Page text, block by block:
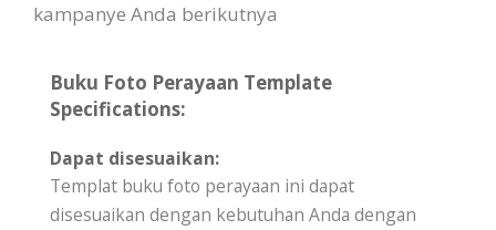
kampanye Anda berikutnya
Buku Foto Perayaan Template
Specifications:
Dapat disesuaikan:
Templat buku foto perayaan ini dapat
disesuaikan dengan kebutuhan Anda dengan